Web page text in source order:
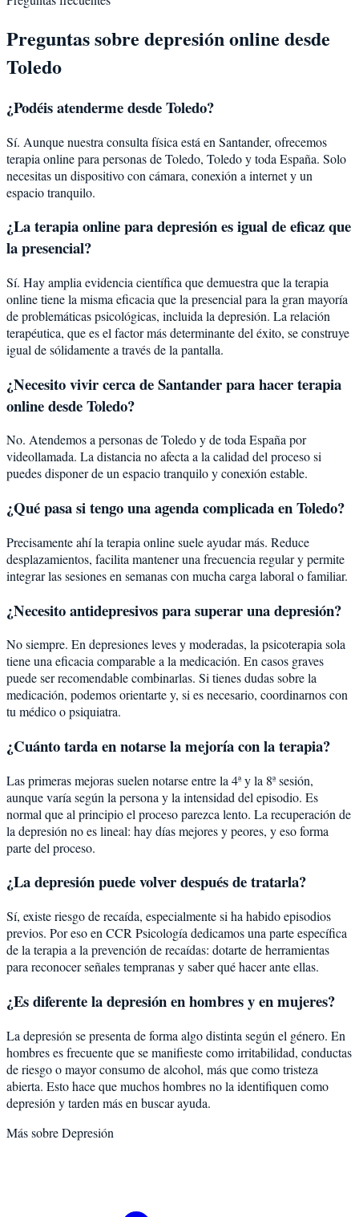
Preguntas sobre depresiónonline desde
Toledo
¿Podéis atenderme desdeToledo?
Sí. Aunque nuestra consulta física está en Santander, ofrecemos
terapia online para personas deToledo, Toledoy toda España. Solo
necesitas un dispositivo con cámara, conexión a internet y un
espacio tranquilo.
¿La terapia online paradepresiónes igual de eficaz que
la presencial?
Sí. Hay amplia evidencia científica que demuestra que la terapia
online tiene la misma eficacia que la presencial para la gran mayoría
de problemáticas psicológicas, incluida la depresión. La relación
terapéutica, que es el factor más determinante del éxito, se construye
igual de sólidamente a través de la pantalla.
¿Necesito vivir cerca de Santander para hacer terapia
online desde Toledo?
No. Atendemos a personas de Toledo y de toda España por
videollamada. La distancia no afecta a la calidad del proceso si
puedes disponer de un espacio tranquilo y conexión estable.
¿Qué pasa si tengo una agenda complicada en Toledo?
Precisamente ahí la terapia online suele ayudar más. Reduce
desplazamientos, facilita mantener una frecuencia regular y permite
integrar las sesiones en semanas con mucha carga laboral o familiar.
¿Necesito antidepresivos para superar una depresión?
No siempre. En depresiones leves y moderadas, la psicoterapia sola
tiene una eficacia comparable a la medicación. En casos graves
puede ser recomendable combinarlas. Si tienes dudas sobre la
medicación, podemos orientarte y, si es necesario, coordinarnos con
tu médico o psiquiatra.
¿Cuánto tarda en notarse la mejoría con la terapia?
Las primeras mejoras suelen notarse entre la 4ª y la 8ª sesión,
aunque varía según la persona y la intensidad del episodio. Es
normal que al principio el proceso parezca lento. La recuperación de
la depresión no es lineal: hay días mejores y peores, y eso forma
parte del proceso.
¿La depresión puede volver después de tratarla?
Sí, existe riesgo de recaída, especialmente si ha habido episodios
previos. Por eso en CCR Psicología dedicamos una parte específica
de la terapia a la prevención de recaídas: dotarte de herramientas
para reconocer señales tempranas y saber qué hacer ante ellas.
¿Es diferente la depresión en hombres y en mujeres?
La depresión se presenta de forma algo distinta según el género. En
hombres es frecuente que se manifieste como irritabilidad, conductas
de riesgo o mayor consumo de alcohol, más que como tristeza
abierta. Esto hace que muchos hombres no la identifiquen como
depresión y tarden más en buscar ayuda.
Más sobreDepresión